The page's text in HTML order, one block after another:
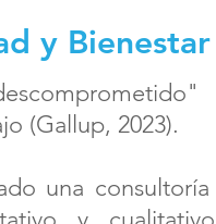
y Bienestar
(Gallup, 2023).
una